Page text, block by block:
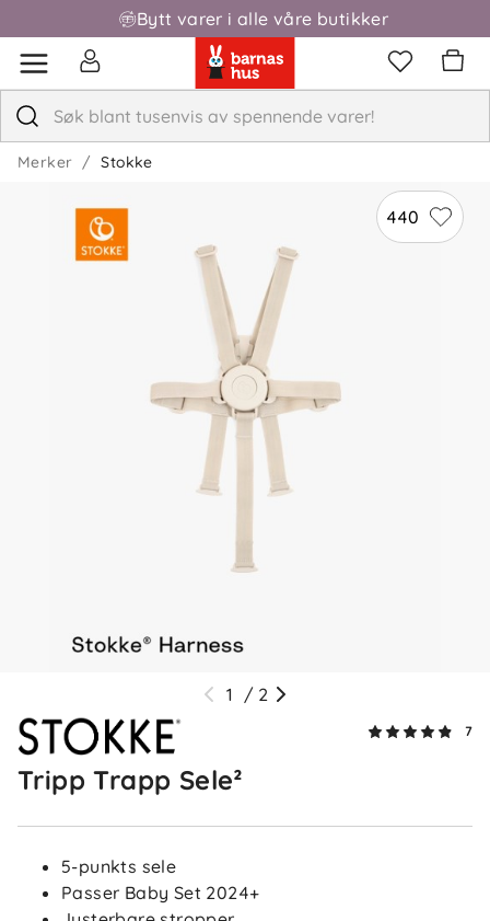
Bytt varer i alle våre butikker
Fri frakt over 1000,-
Merker Stokke
440
1 / 2
7
Tripp Trapp Sele²
5-punkts sele
Passer Baby Set 2024+
basert på 7 anmeldelser1
Filtrer etter
F Firstname
IH Inger H